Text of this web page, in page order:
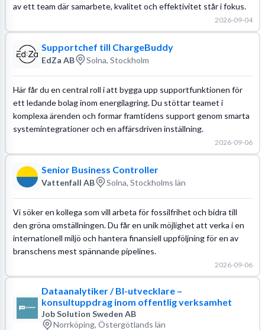
av ett team där samarbete, kvalitet och effektivitet står i fokus.
2026-09-04
Supportchef till ChargeBuddy
EdZa AB Solna, Stockholm
Här får du en central roll i att bygga upp supportfunktionen för
ett ledande bolag inom energilagring. Du stöttar teamet i
komplexa ärenden och formar framtidens support genom smarta
systemintegrationer och en affärsdriven inställning.
2026-09-06
Senior Business Controller
Vattenfall AB Solna, Stockholms län
Vi söker en kollega som vill arbeta för fossilfrihet och bidra till
den gröna omställningen. Du får en unik möjlighet att verka i en
internationell miljö och hantera finansiell uppföljning för en av
branschens mest spännande pipelines.
2026-09-06
Dataanalytiker / BI-utvecklare –
konsultuppdrag inom offentlig verksamhet
Job Solution Sweden AB
Norrköping, Östergötlands län